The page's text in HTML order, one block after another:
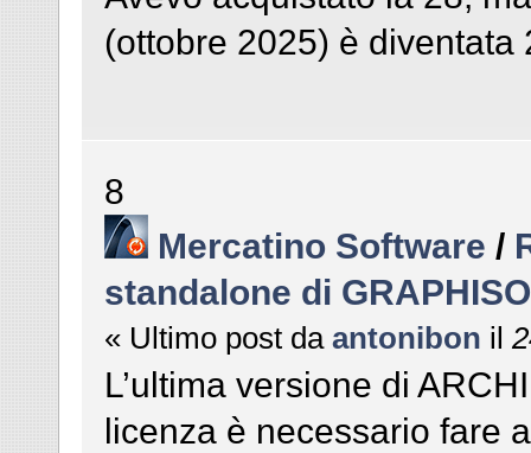
(ottobre 2025) è diventata
8
Mercatino Software /
standalone di
« Ultimo post da antonibon il
L’ultima versione di
licenza è necessario fare